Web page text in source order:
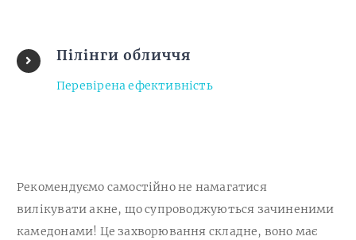
Пілінги обличчя
Перевірена ефективність
Рекомендуємо самостійно не намагатися
вилікувати акне, що супроводжуються зачиненими
камедонами! Це захворювання складне, воно має